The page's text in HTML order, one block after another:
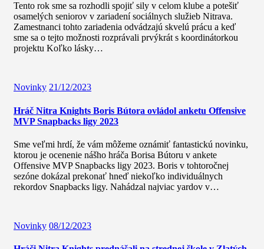
Tento rok sme sa rozhodli spojiť sily v celom klube a potešiť
osamelých seniorov v zariadení sociálnych služieb Nitrava.
Zamestnanci tohto zariadenia odvádzajú skvelú prácu a keď
sme sa o tejto možnosti rozprávali prvýkrát s koordinátorkou
projektu Koľko lásky…
Novinky 21/12/2023
Hráč Nitra Knights Boris Bútora ovládol anketu Offensive
MVP Snapbacks ligy 2023
Sme veľmi hrdí, že vám môžeme oznámiť fantastickú novinku,
ktorou je ocenenie nášho hráča Borisa Bútoru v ankete
Offensive MVP Snapbacks ligy 2023. Boris v tohtoročnej
sezóne dokázal prekonať hneď niekoľko individuálnych
rekordov Snapbacks ligy. Nahádzal najviac yardov v…
Novinky 08/12/2023